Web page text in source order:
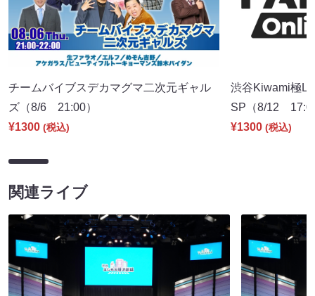
チームバイブスデカマグマ二次元ギャル
ズ（8/6 21:00）
¥1300 (税込)
渋谷Kiwami極
SP（8/12
¥1300 (税込)
関連ライブ